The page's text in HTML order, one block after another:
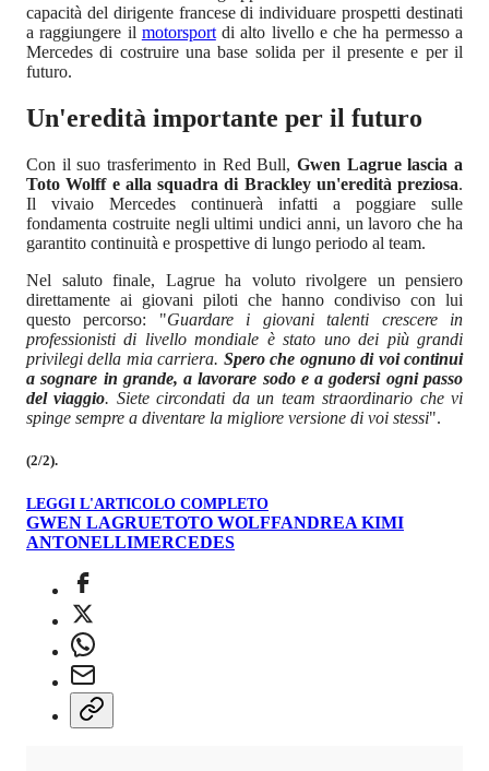
capacità del dirigente francese di individuare prospetti destinati
a raggiungere il motorsportdi alto livello e che ha permesso a
Mercedes di costruire una base solida per il presente e per il
futuro.
Un'eredità importante per il futuro
Con il suo trasferimento in Red Bull, Gwen Lagrue lascia a
Toto Wolff e alla squadra di Brackley un'eredità preziosa.
Il vivaio Mercedes continuerà infatti a poggiare sulle
fondamenta costruite negli ultimi undici anni, un lavoro che ha
garantito continuità e prospettive di lungo periodo al team.
Nel saluto finale, Lagrue ha voluto rivolgere un pensiero
direttamente ai giovani piloti che hanno condiviso con lui
questo percorso: "Guardare i giovani talenti crescere in
professionisti di livello mondiale è stato uno dei più grandi
privilegi della mia carriera. Spero che ognuno di voi continui
a sognare in grande, a lavorare sodo e a godersi ogni passo
del viaggio. Siete circondati da un team straordinario che vi
spinge sempre a diventare la migliore versione di voi stessi".
(2/2).
LEGGI L'ARTICOLO COMPLETO
GWEN LAGRUETOTO WOLFFANDREA KIMI
ANTONELLIMERCEDES